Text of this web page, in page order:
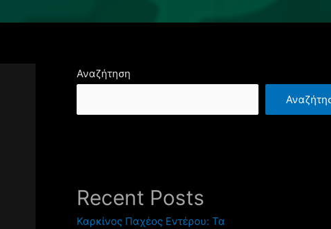
Αναζήτηση
Recent Posts
Καρκίνος Παχέος Εντέρου: Τα